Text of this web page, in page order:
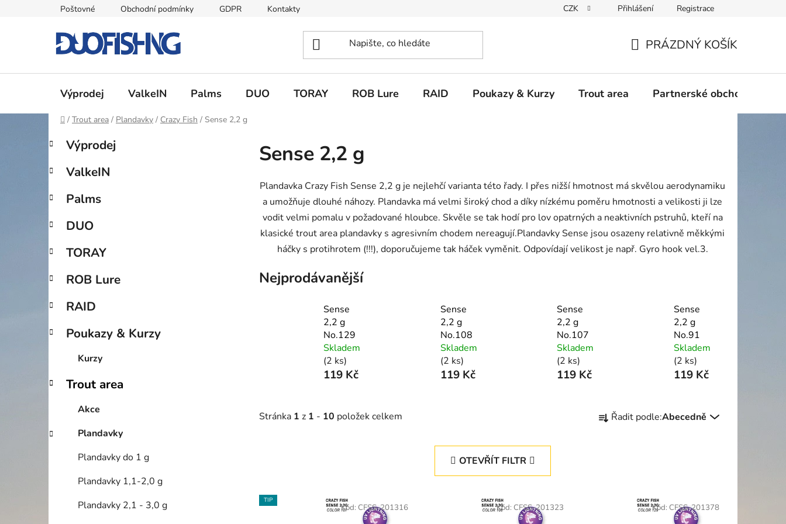
Poštovné Obchodní podmínky GDPR Kontakty CZK Přihlášení Registrace
KOŠÍK
PRÁZDNÝ KOŠÍK
Výprodej ValkeIN Palms DUO TORAY ROB Lure RAID Poukazy & Kurzy Trout area Partnerské obchody
Domů
/ Trout area / Plandavky / Crazy Fish / Sense 2,2 g
P
s
r
n
n
í
p
n
l
Přeskočit
kategorie
K
a
e
o
i
Výprodej
ValkeIN
Palms
DUO
TORAY
ROB Lure
RAID
Poukazy & Kurzy
Kurzy
Trout area
Akce
Plandavky
Plandavky do 1 g
Plandavky 1,1-2,0 g
Plandavky 2,1 - 3,0 g
Sense 2,2 g
Plandavka Crazy Fish Sense 2,2 g je nejlehčí varianta této řady. I přes nižší hmotnost má skvělou aerodynamiku
a umožňuje dlouhé náhozy. Plandavka má velmi široký chod a díky nízkému poměru hmotnosti a velikosti ji lze
vodit velmi pomalu v požadované hloubce. Skvěle se tak hodí pro lov opatrných a neaktivních pstruhů, kteří na
klasické trout area plandavky s agresivním chodem nereagují.Plandavky Sense jsou osazeny relativně měkkými
háčky s protihrotem (!!!), doporučujeme tak háček vyměnit. Odpovídají velikost je např. Gyro hook vel.3.
Nejprodávanější
Sense
2,2 g
No.129
Skladem
(2 ks)
119 Kč
Sense
2,2 g
No.108
Skladem
(2 ks)
119 Kč
Sense
2,2 g
No.107
Skladem
(2 ks)
119 Kč
Sense
2,2 g
No.91
Skladem
(2 ks)
119 Kč
Stránka 1 z 1 - 10 položek celkem
a Řadit podle:Abecedně
OTEVŘÍT FILTR
V
ý
TIP
Kód: CFSS-201316 Kód: CFSS-201323 Kód: CFSS-201378